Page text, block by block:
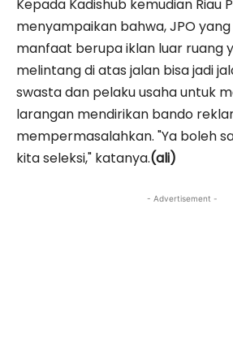
Kepada Kadishub kemudian Riau
menyampaikan bahwa, JPO
manfaat berupa iklan luar ruang
melintang di atas jalan bisa jadi
swasta dan pelaku usaha untuk
larangan mendirikan bando
mempermasalahkan. "Ya boleh
kita seleksi," katanya.(ali)
- Advertisement -